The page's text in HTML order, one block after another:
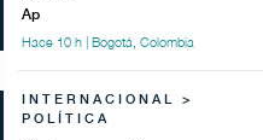
Ap
Hace 10 h | Bogotá, Colombia
INTERNACIONAL >
POLÍTICA